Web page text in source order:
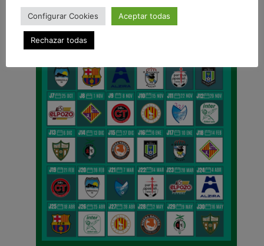
Configurar Cookies Aceptar todas
Rechazar todas